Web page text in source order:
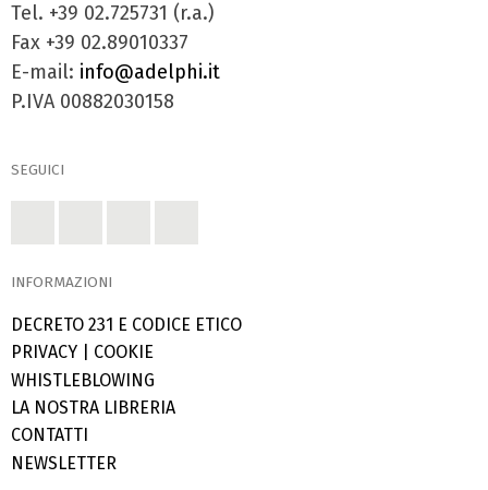
Tel. +39 02.725731 (r.a.)
Fax +39 02.89010337
E-mail: info@adelphi.it
P.IVA 00882030158
SEGUICI
INFORMAZIONI
DECRETO 231 E CODICE ETICO
PRIVACY
COOKIE
WHISTLEBLOWING
LA NOSTRA LIBRERIA
CONTATTI
NEWSLETTER